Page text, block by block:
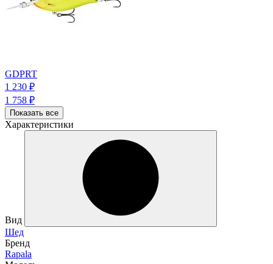
GDPRT
1 230 ₽
1 758 ₽
Показать все
Характеристики
Вид
Шед
Бренд
Rapala